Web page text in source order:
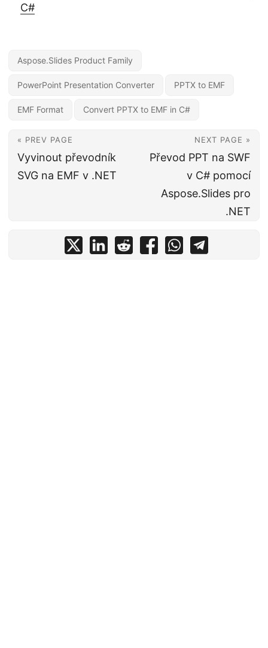
C#
Aspose.Slides Product Family
PowerPoint Presentation Converter PPTX to EMF
EMF Format Convert PPTX to EMF in C#
« PREV PAGE
Vyvinout převodník
SVG na EMF v .NET
NEXT PAGE »
Převod PPT na SWF
v C# pomocí
Aspose.Slides pro
.NET